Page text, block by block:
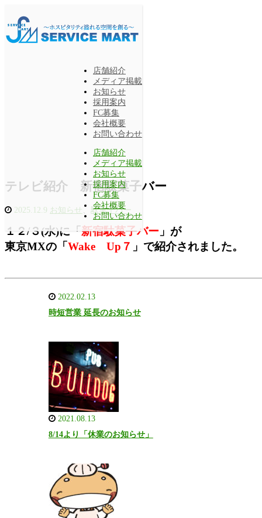
店舗紹介
メディア掲載
お知らせ
採用案内
FC募集
会社概要
お問い合わせ
店舗紹介
メディア掲載
お知らせ
採用案内
FC募集
会社概要
お問い合わせ
テレビ紹介 新宿駄菓子バー
2025.12.9 お知らせ 駄菓子バー
１２/３(水)に「 新宿駄菓子バー 」が
東京MXの「Wake Up７ 」で紹介されました。
2022.02.13
時短営業 延長のお知らせ
2021.08.13
8/14より「休業のお知らせ」